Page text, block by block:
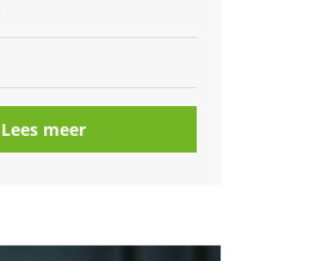
Lees meer